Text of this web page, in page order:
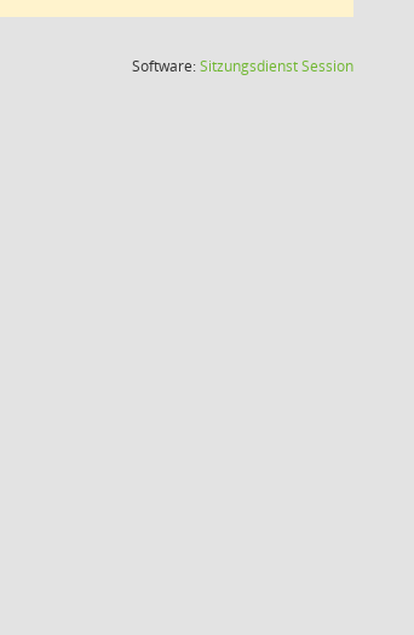
Software:SitzungsdienstSession(Wird in